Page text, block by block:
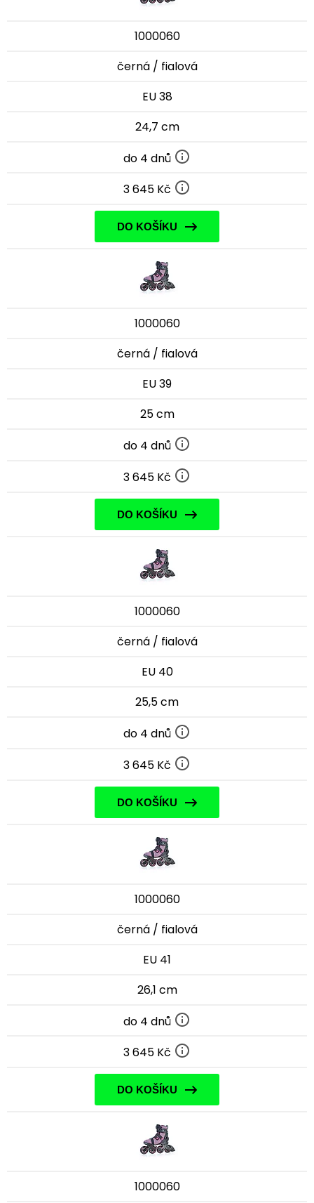
1000060
černá / fialová
EU 38
24,7 cm
do 4 dnů
3 645 Kč
DO KOŠÍKU
1000060
černá / fialová
EU 39
25 cm
do 4 dnů
3 645 Kč
DO KOŠÍKU
1000060
černá / fialová
EU 40
25,5 cm
do 4 dnů
3 645 Kč
DO KOŠÍKU
1000060
černá / fialová
EU 41
26,1 cm
do 4 dnů
3 645 Kč
DO KOŠÍKU
1000060